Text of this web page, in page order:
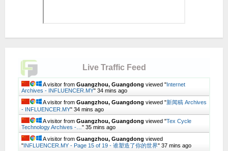
Live Traffic Feed
A visitor from Guangzhou, Guangdong viewed "Internet
Archives - INFLUENCER.MY" 34 mins ago
A visitor from Guangzhou, Guangdong viewed "新闻稿 Archives
- INFLUENCER.MY" 34 mins ago
A visitor from Guangzhou, Guangdong viewed "Tex Cycle
Technology Archives -… " 35 mins ago
A visitor from Guangzhou, Guangdong viewed
"INFLUENCER.MY - Page 15 of 19 - 谁塑造了你的世界" 37 mins ago